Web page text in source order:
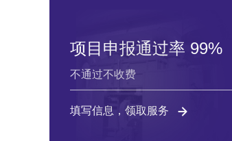
项目申报通过率 99%
不通过不收费
填写信息，领取服务